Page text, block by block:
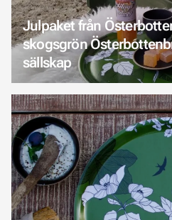
Julpaket från
skogsgrön
sällskap